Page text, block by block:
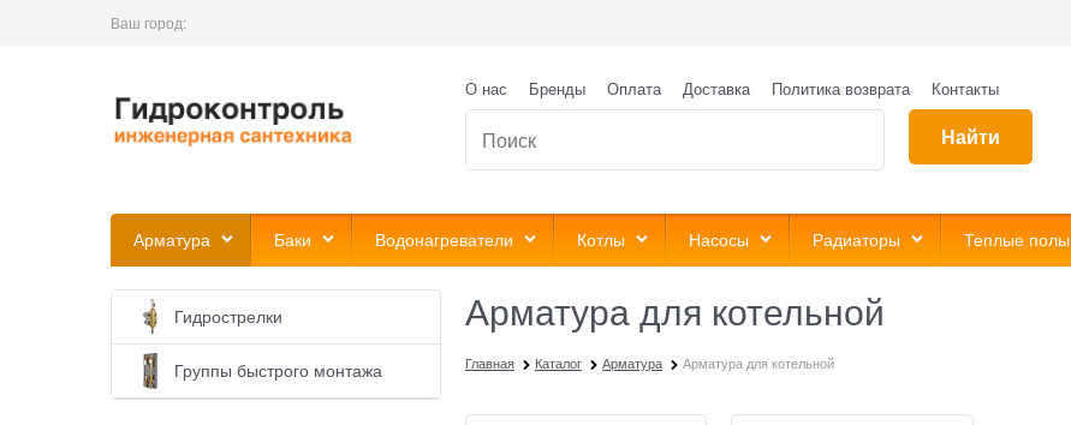
Ваш город:
О нас Бренды Оплата Доставка Политика возврата Контакты
Найти
Арматура Баки Водонагреватели Котлы Насосы Радиаторы Теплые полы
Гидрострелки
Группы быстрого монтажа
Арматура для котельной
Главная Каталог Арматура Арматура для котельной